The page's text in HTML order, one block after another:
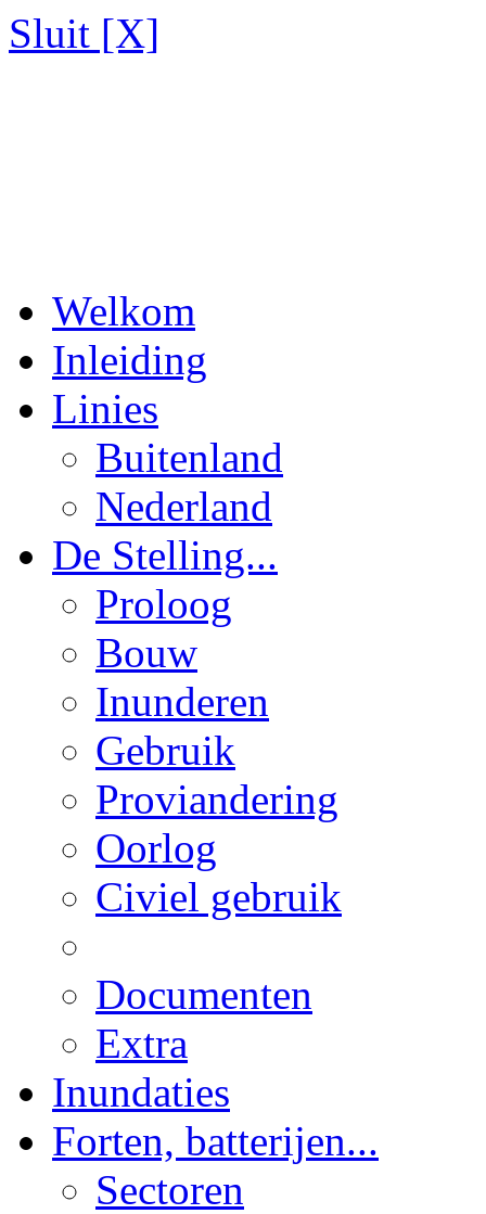
Sluit [X]
Welkom
Inleiding
Linies
Buitenland
Nederland
De Stelling...
Proloog
Bouw
Inunderen
Gebruik
Proviandering
Oorlog
Civiel gebruik
Documenten
Extra
Inundaties
Forten, batterijen...
Sectoren